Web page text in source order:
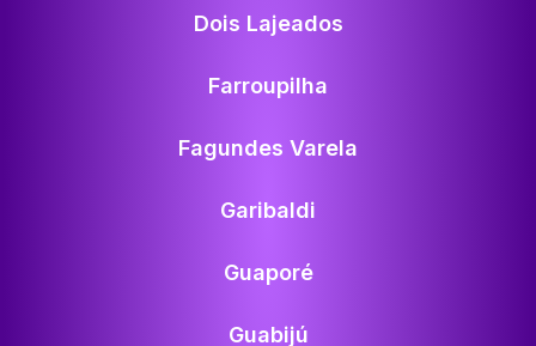
Dois Lajeados
Farroupilha
Fagundes Varela
Garibaldi
Guaporé
Guabijú